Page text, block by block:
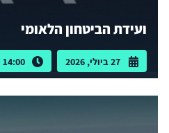
ועידת הביטחון הלאומי
27 ביולי, 2026 14:00 - 10:00